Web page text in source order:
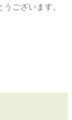
ございます。